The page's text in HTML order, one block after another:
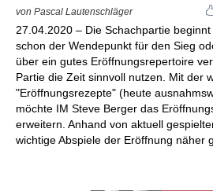
von Pascal Lautenschläger
27.04.2020 – Die Schachpartie
schon der Wendepunkt für den Sieg
über ein gutes Eröffnungsrepertoire
Partie die Zeit sinnvoll nutzen. Mit der
"Eröffnungsrezepte" (heute
möchte IM Steve Berger das
erweitern. Anhand von aktuell
wichtige Abspiele der Eröffnung näher